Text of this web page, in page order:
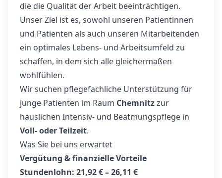
die die Qualität der Arbeit beeinträchtigen.
Unser Ziel ist es, sowohl unseren Patientinnen
und Patienten als auch unseren Mitarbeitenden
ein optimales Lebens- und Arbeitsumfeld zu
schaffen, in dem sich alle gleichermaßen
wohlfühlen.
Wir suchen pflegefachliche Unterstützung für
junge Patienten im Raum Chemnitzzur
häuslichen Intensiv- und Beatmungspflege in
Voll- oder Teilzeit.
Was Sie bei uns erwartet
Vergütung & finanzielle Vorteile
Stundenlohn: 21,92 € – 26,11 €